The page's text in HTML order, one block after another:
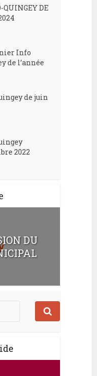
QUINGEY DE
Info
de l’année
de juin
2022
DU